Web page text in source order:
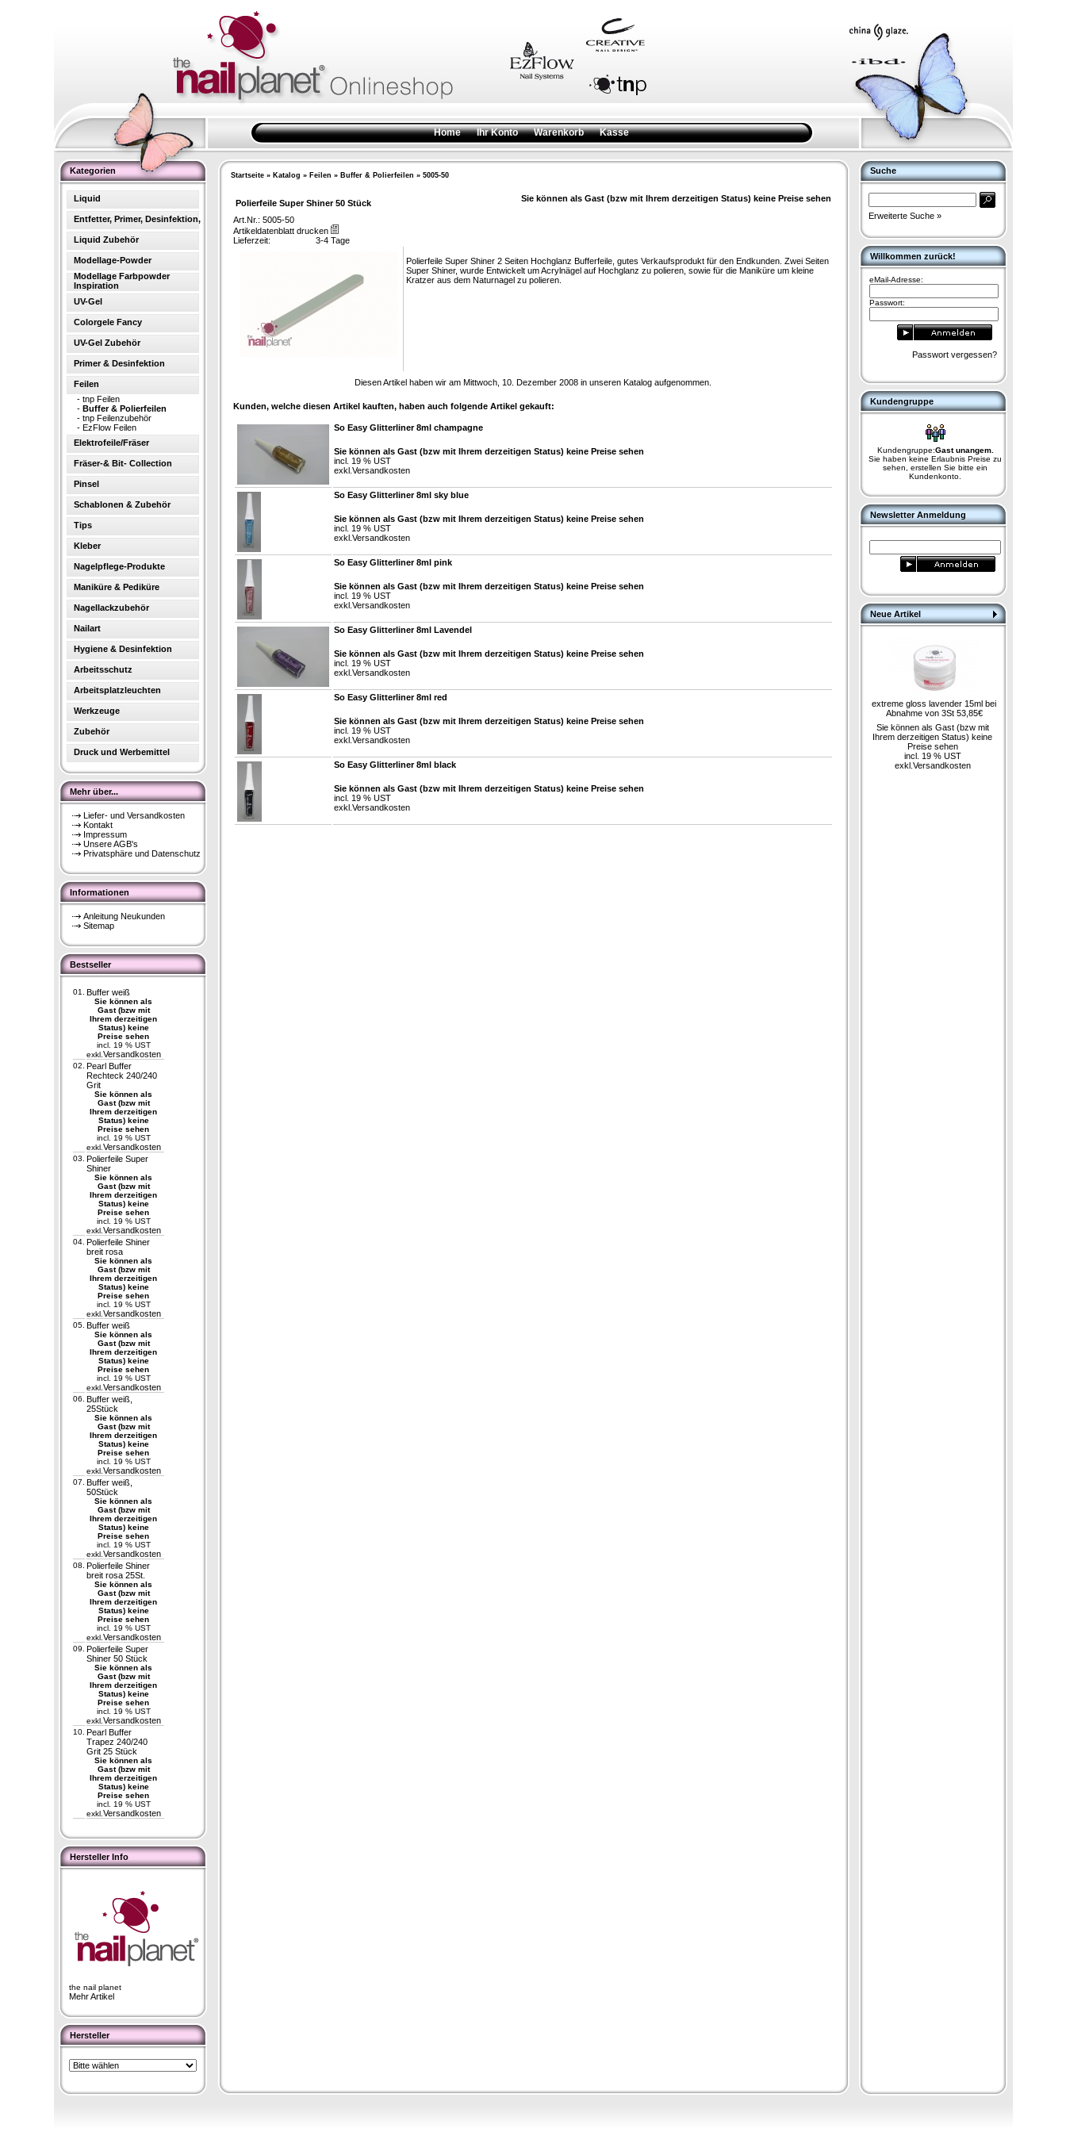
Home Ihr Konto Warenkorb Kasse
Kategorien
Liquid
Entfetter, Primer, Desinfektion,
Liquid Zubehör
Modellage-Powder
Modellage Farbpowder
Inspiration
UV-Gel
Colorgele Fancy
UV-Gel Zubehör
Primer & Desinfektion
Feilen
- tnp Feilen
- Buffer & Polierfeilen
- tnp Feilenzubehör
- EzFlow Feilen
Elektrofeile/Fräser
Fräser-& Bit- Collection
Pinsel
Schablonen & Zubehör
Tips
Kleber
Nagelpflege-Produkte
Maniküre & Pediküre
Nagellackzubehör
Nailart
Hygiene & Desinfektion
Arbeitsschutz
Arbeitsplatzleuchten
Werkzeuge
Zubehör
Druck und Werbemittel
Mehr über...
Liefer- und Versandkosten
Kontakt
Impressum
Unsere AGB's
Privatsphäre und Datenschutz
Informationen
Anleitung Neukunden
Sitemap
Bestseller
01. Buffer weiß
Sie können als
Gast (bzw mit
Ihrem derzeitigen
Status) keine
Preise sehen
incl. 19 % UST
exkl. Versandkosten
02. Pearl Buffer
Rechteck 240/240
Grit
Sie können als
Gast (bzw mit
Ihrem derzeitigen
Status) keine
Preise sehen
incl. 19 % UST
exkl. Versandkosten
03. Polierfeile Super
Shiner
Sie können als
Gast (bzw mit
Ihrem derzeitigen
Status) keine
Preise sehen
incl. 19 % UST
exkl. Versandkosten
04. Polierfeile Shiner
breit rosa
Sie können als
Gast (bzw mit
Ihrem derzeitigen
Status) keine
Preise sehen
incl. 19 % UST
exkl. Versandkosten
05. Buffer weiß
Sie können als
Gast (bzw mit
Ihrem derzeitigen
Status) keine
Preise sehen
incl. 19 % UST
exkl. Versandkosten
06. Buffer weiß,
25Stück
Sie können als
Gast (bzw mit
Ihrem derzeitigen
Status) keine
Preise sehen
incl. 19 % UST
exkl. Versandkosten
07. Buffer weiß,
50Stück
Sie können als
Gast (bzw mit
Ihrem derzeitigen
Status) keine
Preise sehen
incl. 19 % UST
exkl. Versandkosten
08. Polierfeile Shiner
breit rosa 25St.
Sie können als
Gast (bzw mit
Ihrem derzeitigen
Status) keine
Preise sehen
incl. 19 % UST
exkl. Versandkosten
09. Polierfeile Super
Shiner 50 Stück
Sie können als
Gast (bzw mit
Ihrem derzeitigen
Status) keine
Preise sehen
incl. 19 % UST
exkl. Versandkosten
10. Pearl Buffer
Trapez 240/240
Grit 25 Stück
Sie können als
Gast (bzw mit
Ihrem derzeitigen
Status) keine
Preise sehen
incl. 19 % UST
exkl. Versandkosten
Hersteller Info
the nail planet
Mehr Artikel
Hersteller
Startseite» Katalog » Feilen » Buffer & Polierfeilen » 5005-50
Polierfeile Super Shiner 50 Stück Sie können als Gast (bzw mit Ihrem derzeitigen Status) keine Preise sehen
Art.Nr.: 5005-50
Artikeldatenblatt drucken
Lieferzeit:
3-4 Tage
Polierfeile Super Shiner 2 Seiten Hochglanz Bufferfeile, gutes Verkaufsprodukt für den Endkunden. Zwei Seiten
Super Shiner, wurde Entwickelt um Acrylnägel auf Hochglanz zu polieren, sowie für die Maniküre um kleine
Kratzer aus dem Naturnagel zu polieren.
Diesen Artikel haben wir am Mittwoch, 10. Dezember 2008 in unseren Katalog aufgenommen.
Kunden, welche diesen Artikel kauften, haben auch folgende Artikel gekauft:
So Easy Glitterliner 8ml champagne
Sie können als Gast (bzw mit Ihrem derzeitigen Status) keine Preise sehen
incl. 19 % UST
exkl. Versandkosten
So Easy Glitterliner 8ml sky blue
Sie können als Gast (bzw mit Ihrem derzeitigen Status) keine Preise sehen
incl. 19 % UST
exkl. Versandkosten
So Easy Glitterliner 8ml pink
Sie können als Gast (bzw mit Ihrem derzeitigen Status) keine Preise sehen
incl. 19 % UST
exkl. Versandkosten
So Easy Glitterliner 8ml Lavendel
Sie können als Gast (bzw mit Ihrem derzeitigen Status) keine Preise sehen
incl. 19 % UST
exkl. Versandkosten
So Easy Glitterliner 8ml red
Sie können als Gast (bzw mit Ihrem derzeitigen Status) keine Preise sehen
incl. 19 % UST
exkl. Versandkosten
So Easy Glitterliner 8ml black
Sie können als Gast (bzw mit Ihrem derzeitigen Status) keine Preise sehen
incl. 19 % UST
exkl. Versandkosten
Suche
Erweiterte Suche »
Willkommen zurück!
eMail-Adresse:
Passwort:
Passwort vergessen?
Kundengruppe
Kundengruppe:Gast unangem.
Sie haben keine Erlaubnis Preise zu
sehen, erstellen Sie bitte ein
Kundenkonto.
Newsletter Anmeldung
Neue Artikel
extreme gloss lavender 15ml bei
Abnahme von 3St 53,85€
Sie können als Gast (bzw mit
Ihrem derzeitigen Status) keine
Preise sehen
incl. 19 % UST
exkl. Versandkosten